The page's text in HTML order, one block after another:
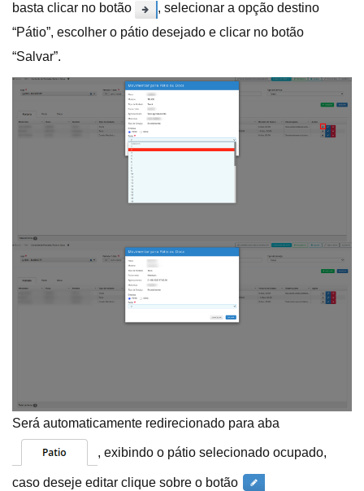
basta clicar no botão
, selecionar a opção destino
“Pátio”, escolher o pátio desejado e clicar no botão
“Salvar”.
Será automaticamente redirecionado para aba
, exibindo o pátio selecionado ocupado,
caso deseje editar clique sobre o botão